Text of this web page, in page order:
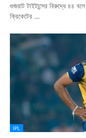
গুজরাট টাইটান্সের বিরুদ্ধে ৪৪
ক্রিকেটের …
IPL